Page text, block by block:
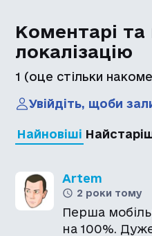
Коментарі та
локалізацію
1 (оце стільки
Увійдіть, щоби
Найновіші
Artem
2 роки тому
Перша
на 100%.